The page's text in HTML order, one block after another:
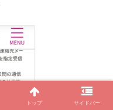
トップ サイドバー